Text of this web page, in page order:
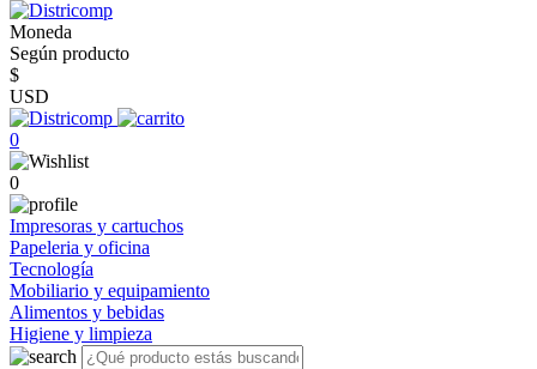
Moneda
Según producto
$
USD
0
0
Impresoras y cartuchos
Papeleria y oficina
Tecnología
Mobiliario y equipamiento
Alimentos y bebidas
Higiene y limpieza